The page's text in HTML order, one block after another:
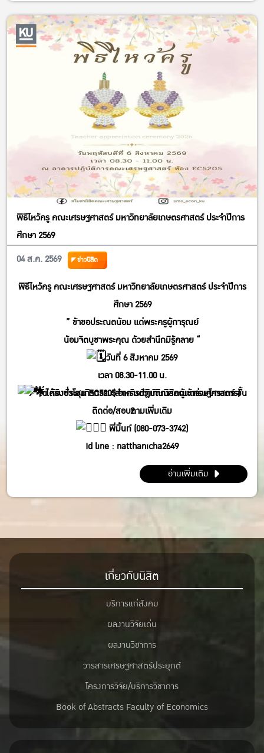
พิธีไหว้ครู คณะเศรษฐศาสตร์ มหาวิทยาลัยเกษตรศาสตร์ ประจำปีการ
ศึกษา 2569
04 ส.ค. 2569
ข่าวนิสิต
พิธีไหว้ครู คณะเศรษฐศาสตร์ มหาวิทยาลัยเกษตรศาสตร์ ประจำปีการ
ศึกษา 2569
” ข้าขอประณตน้อม แด่พระครูผู้การุณย์
น้อมจิตบูชาพระคุณ ด้วยสำนึกมิรู้คลาย “
วันที่ 6 สิงหาคม 2569
เวลา 08.30-11.00 น.
ณ ห้องประชุม EC5205 อาคารปฏิบัติการคณะเศรษฐศาสตร์ ชั้น
2
ได้รับชั่วโมงกิจกรรม(สำหรับตัวแทนนิสิตผู้เข้าร่วมโครงการ)
ติดต่อ/สอบถามเพิ่มเติม
พี่มิ้นท์ (080-073-3742)
Id line : natthanicha2649
IG : @_m.mintt_
พี่โฟร์ (086-339-3381)
Id line : fourbrabra424
อ่านเพิ่มเติม
เกี่ยวกับนิสิต
บริการแก่สังคม
ผลงานวิจัยเด่น
ผลงานวิชาการ
วารสารเศรษฐศาสตร์ประยุกต์
โครงการวิจัย/บริการวิชาการ
Book of Abstracts Faculty of Economics